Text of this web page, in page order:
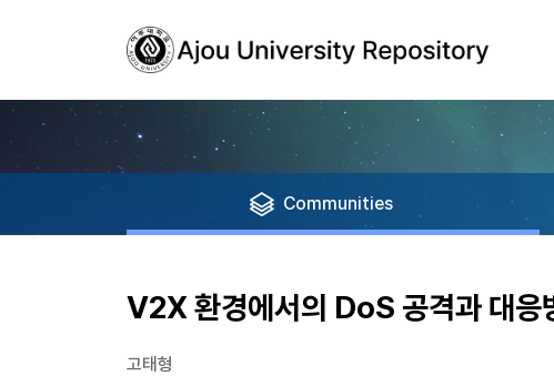
Communities
V2X 환경에서의 DoS 공격과 대응
고태형